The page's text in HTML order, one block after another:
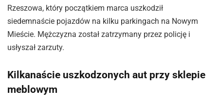
Rzeszowa, który początkiem marca uszkodził
siedemnaście pojazdów na kilku parkingach na Nowym
Mieście. Mężczyzna został zatrzymany przez policję i
usłyszał zarzuty.
Kilkanaście uszkodzonych aut przy sklepie
meblowym